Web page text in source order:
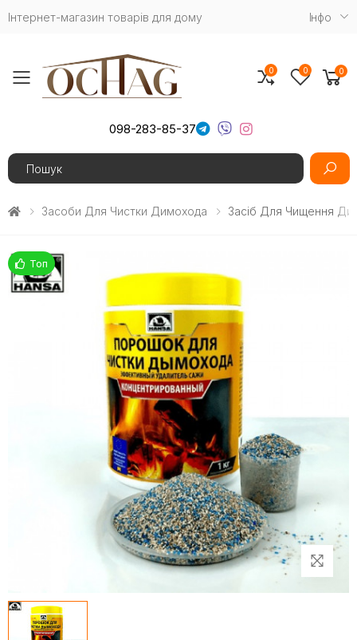
Інтернет-магазин товарів для дому Iнфо
Toggle mobile menu
098-283-85-37
Search
0 0 0
Засоби Для Чистки Димохода Засіб Для Чищення
Топ